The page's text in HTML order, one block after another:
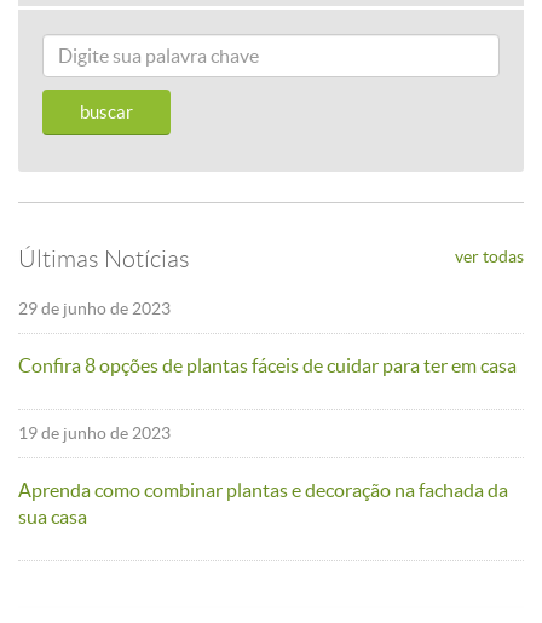
Últimas Notícias ver todas
29 de junho de 2023
Confira 8 opções de plantas fáceis de cuidar para ter em casa
19 de junho de 2023
Aprenda como combinar plantas e decoração na fachada da
sua casa